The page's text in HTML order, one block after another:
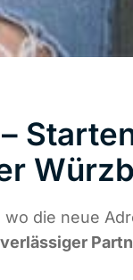
wo die neue